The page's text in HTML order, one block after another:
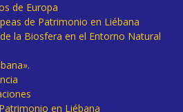
de Europa
de Patrimonio en Liébana
la Biosfera en el Entorno Natural
en Liébana